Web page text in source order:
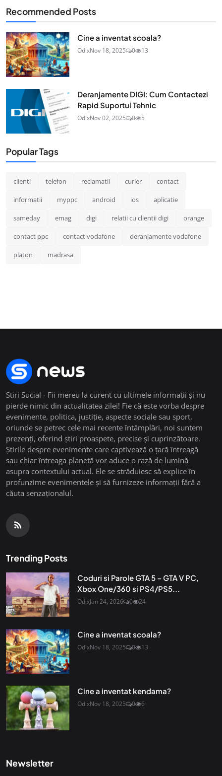
Recommended Posts
Cine a inventat scoala?
OdixNov 18, 2025 0 13
Deranjamente DIGI: Cum Contactezi
Rapid Suportul Tehnic
OdixNov 02, 2025 0 5
Popular Tags
clienti telefon reclamatii curier contact
informatii myppc android ios aplicatie
sameday emag digi relatii cu clientii digi orange
contact ppc contact vodafone deranjamente vodafone
platon madrasa
Stiri Sucial - Fii mereu la curent cu ultimele informații și nu
pierde nimic din actualitatea zilei! Fie că este vorba despre
evenimente, politica, justiție, aspecte sociale sau sport,
oriunde se petrec cele mai recente întâmplări, noi suntem
prezenți, oferind știri proaspete, precise și cuprinzătoare.
Știrile despre evenimente care captivează o țară întreagă
sau chiar întreaga planetă vor aduce o rază de lumină
asupra contextului actual. Ele se străduiesc să explice în
profunzime evenimentele și să furnizeze informații fără a
căuta senzaționalul.
Trending Posts
Coduri si Parole GTA 5 – GTA V PC,
Xbox One/360 si PS4/PS5...
OdixJan 24, 2026 0 24
Cine a inventat scoala?
OdixNov 18, 2025 0 13
Cine a inventat kendama?
OdixNov 18, 2025 0 6
Newsletter